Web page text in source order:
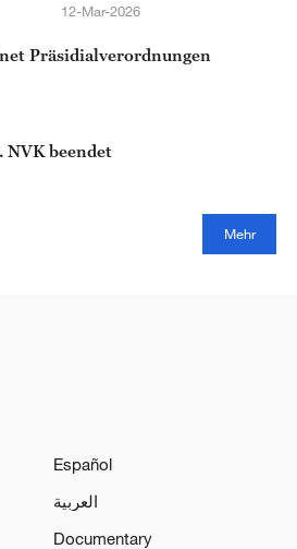
12-Mar-2026
Präsidialverordnungen
NVK beendet
Mehr
Español
العربية
Documentary